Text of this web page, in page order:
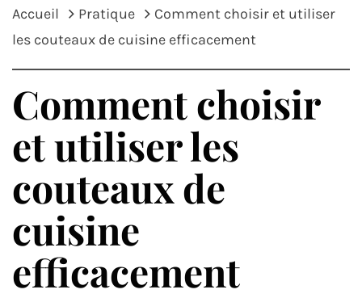
Accueil Pratique
Comment choisir et utiliser
les couteaux de cuisine efficacement
Comment choisir
et utiliser les
couteaux de
cuisine
efficacement